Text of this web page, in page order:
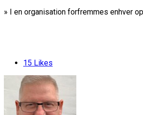
» I en organisation forfremmes enhver
15 Likes